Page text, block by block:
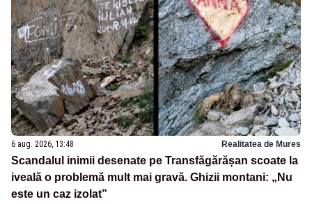
6 aug. 2026, 13:48 Realitatea de Mures
Scandalul inimii desenate pe Transfăgărășan scoate la
iveală o problemă mult mai gravă. Ghizii montani: „Nu
este un caz izolat”